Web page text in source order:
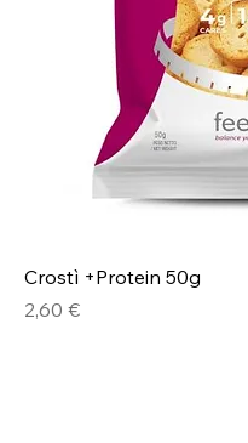
Crostì +Protein 50g
Prezzo
2,60 €